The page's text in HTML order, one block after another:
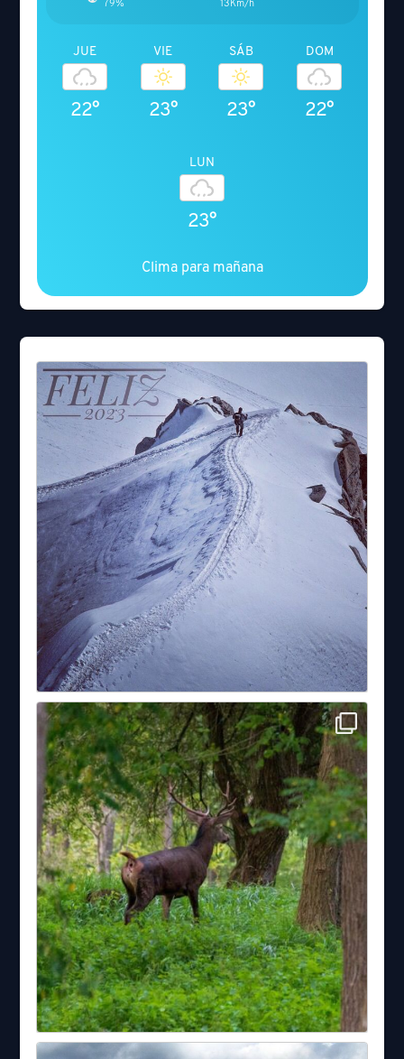
JUE
22°
VIE
23°
SÁB
23°
DOM
22°
LUN
23°
Clima para mañana